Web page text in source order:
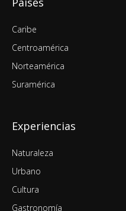
Caribe
Centroamérica
Norteamérica
Suramérica
Experiencias
Naturaleza
Urbano
Cultura
Gastronomía